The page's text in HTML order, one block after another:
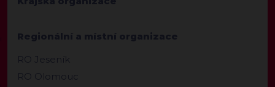
Regionální a místní organizace
RO Jeseník
RO Olomouc